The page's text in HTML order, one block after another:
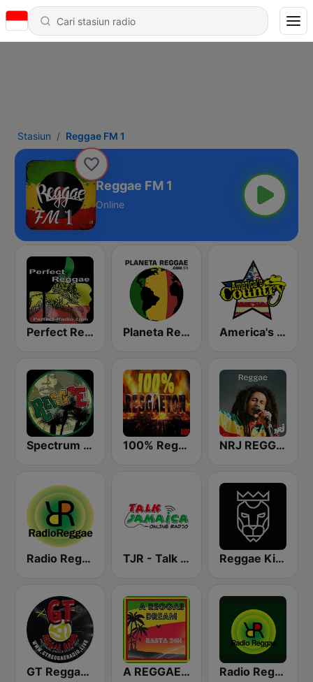
Stasiun Reggae FM 1
Reggae FM 1
Online
Perfect Reggae Planeta Reggae America's Country
Spectrum FM - Reggae 100% Reggaeton Radio NRJ REGGAE
Radio Reggae TJR - Talk Jamaica Radio Reggae King Radio
GT Reggae Radio A REGGAE DREAM - Rasta 24H Radio Reggae